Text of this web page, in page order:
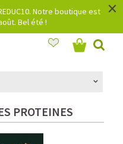
Notre boutique est
Bel été !
×
PROTEINES